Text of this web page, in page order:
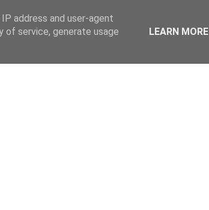
address and user-agent
of service, generate usage
LEARN MORE